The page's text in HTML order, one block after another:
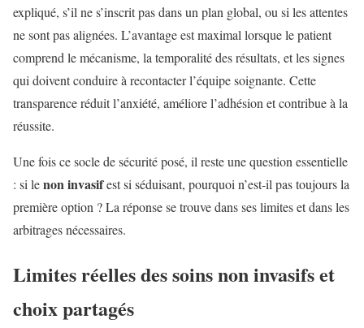
expliqué, s’il ne s’inscrit pas dans un plan global, ou si les attentes
ne sont pas alignées. L’avantage est maximal lorsque le patient
comprend le mécanisme, la temporalité des résultats, et les signes
qui doivent conduire à recontacter l’équipe soignante. Cette
transparence réduit l’anxiété, améliore l’adhésion et contribue à la
réussite.
Une fois ce socle de sécurité posé, il reste une question essentielle
: si lenon invasifest si séduisant, pourquoi n’est-il pas toujours la
première option ? La réponse se trouve dans ses limites et dans les
arbitrages nécessaires.
Limites réelles des soins non invasifs et
choix partagés